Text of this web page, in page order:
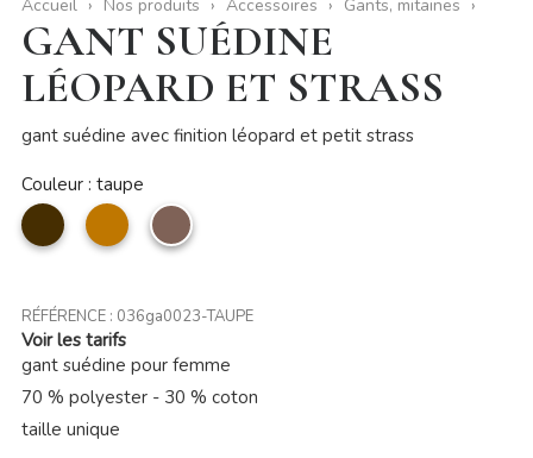
Accueil Nos produits Accessoires Gants, mitaines
GANT SUÉDINE
LÉOPARD ET STRASS
gant suédine avec finition léopard et petit strass
Couleur : taupe
Café camel taupe
RÉFÉRENCE : 036ga0023-TAUPE
Voir les tarifs
gant suédine pour femme
70 % polyester - 30 % coton
taille unique